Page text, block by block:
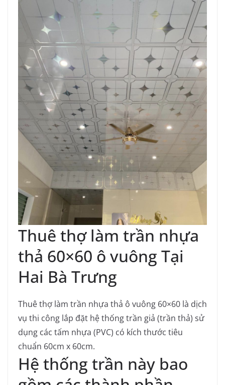
Thuê thợ làm trần nhựa
thả 60×60 ô vuông Tại
Hai Bà Trưng
Thuê thợ làm trần nhựa thả ô vuông 60×60 là dịch
vụ thi công lắp đặt hệ thống trần giả (trần thả) sử
dụng các tấm nhựa (PVC) có kích thước tiêu
chuẩn 60cm x 60cm.
Hệ thống trần này bao